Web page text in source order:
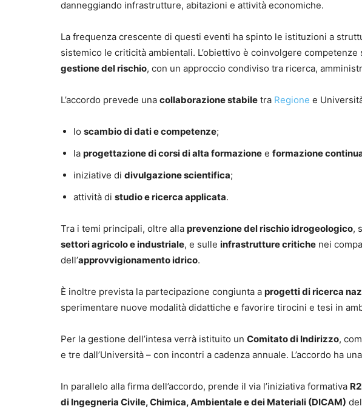
danneggiando infrastrutture, abitazioni e attività economiche.
La frequenza crescente di questi eventi ha spinto le istituzioni a
sistemico le criticità ambientali. L’obiettivo è coinvolgere
gestione del rischio, con un approccio condiviso tra ricerca,
L’accordo prevede una collaborazione stabile tra Regione e
lo scambio di dati e competenze;
la progettazione di corsi di alta formazione e formazione
iniziative di divulgazione scientifica;
attività di studio e ricerca applicata.
Tra i temi principali, oltre alla prevenzione del rischio idrogeologico,
settori agricolo e industriale, e sulle infrastrutture critiche nei
dell’approvvigionamento idrico.
È inoltre prevista la partecipazione congiunta a progetti di ricerca
sperimentare nuove modalità didattiche e favorire tirocini e tesi in
Per la gestione dell’intesa verrà istituito un Comitato di Indirizzo,
e tre dall’Università – con incontri a cadenza annuale. L’accordo ha
In parallelo alla firma dell’accordo, prende il via l’iniziativa formativa
di Ingegneria Civile, Chimica, Ambientale e dei Materiali (DICAM)